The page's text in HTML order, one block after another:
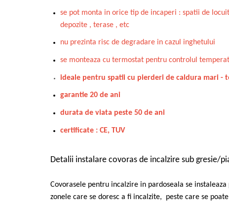
se pot monta in orice tip de incaperi : spatii de
depozite , terase , etc
nu prezinta risc de degradare in cazul inghetului
se monteaza cu termostat pentru controlul
ideale pentru spatii cu pierderi de caldura mari -
garantie 20 de ani
durata de viata peste 50 de ani
certificate : CE, TUV
Detalii instalare covoras de incalzire sub gresie/
Covorasele pentru incalzire in pardoseala se
zonele care se doresc a fi incalzite, peste care se